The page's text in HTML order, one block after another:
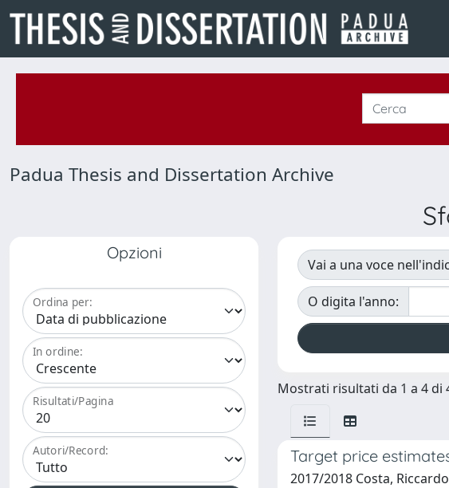
Padua Thesis and Dissertation Archive
Opzioni
Ordina per:
In ordine:
Risultati/Pagina
Autori/Record:
Vai a una voce
O digita l'anno:
Mostrati risultati da 1 a 4 di
Target price
2017/2018 Costa, Riccardo